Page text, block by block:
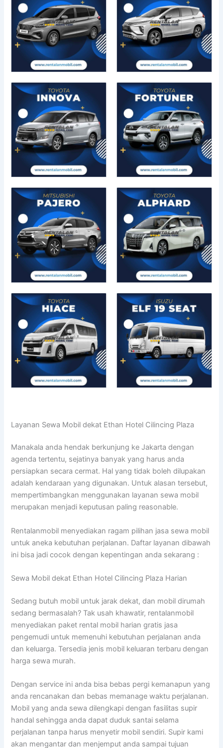
Layanan Sewa Mobil dekat Ethan Hotel Cilincing Plaza
Manakala anda hendak berkunjung ke Jakarta dengan
agenda tertentu, sejatinya banyak yang harus anda
persiapkan secara cermat. Hal yang tidak boleh dilupakan
adalah kendaraan yang digunakan. Untuk alasan tersebut,
mempertimbangkan menggunakan layanan sewa mobil
merupakan menjadi keputusan paling reasonable.
Rentalanmobil menyediakan ragam pilihan jasa sewa mobil
untuk aneka kebutuhan perjalanan. Daftar layanan dibawah
ini bisa jadi cocok dengan kepentingan anda sekarang :
Sewa Mobil dekat Ethan Hotel Cilincing Plaza Harian
Sedang butuh mobil untuk jarak dekat, dan mobil dirumah
sedang bermasalah? Tak usah khawatir, rentalanmobil
menyediakan paket rental mobil harian gratis jasa
pengemudi untuk memenuhi kebutuhan perjalanan anda
dan keluarga. Tersedia jenis mobil keluaran terbaru dengan
harga sewa murah.
Dengan service ini anda bisa bebas pergi kemanapun yang
anda rencanakan dan bebas memanage waktu perjalanan.
Mobil yang anda sewa dilengkapi dengan fasilitas supir
handal sehingga anda dapat duduk santai selama
perjalanan tanpa harus menyetir mobil sendiri. Supir kami
akan mengantar dan menjemput anda sampai tujuan